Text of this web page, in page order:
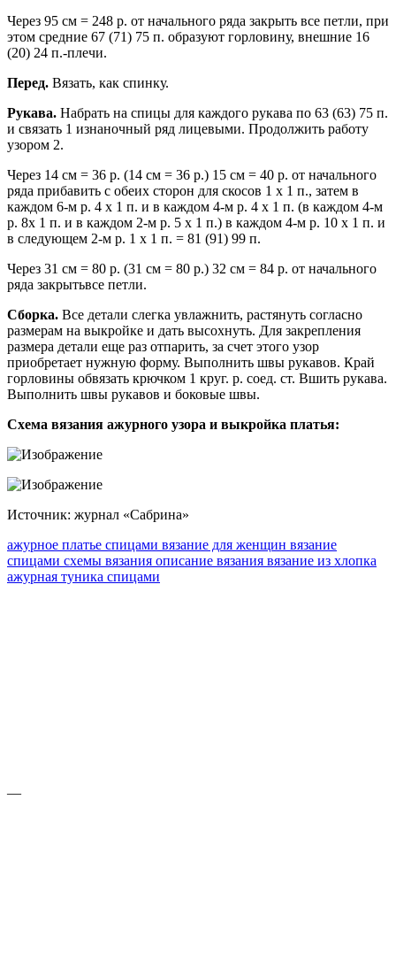
Через 95 см = 248 р. от начального ряда закрыть все петли, при
этом средние 67 (71) 75 п. образуют горловину, внешние 16
(20) 24 п.-плечи.
Перед. Вязать, как спинку.
Рукава. Набрать на спицы для каждого рукава по 63 (63) 75 п.
и связать 1 изнаночный ряд лицевыми. Продолжить работу
узором 2.
Через 14 см = 36 р. (14 см = 36 р.) 15 см = 40 р. от начального
ряда прибавить с обеих сторон для скосов 1 х 1 п., затем в
каждом 6-м р. 4 х 1 п. и в каждом 4-м р. 4 х 1 п. (в каждом 4-м
р. 8х 1 п. и в каждом 2-м р. 5 х 1 п.) в каждом 4-м р. 10 х 1 п. и
в следующем 2-м р. 1 х 1 п. = 81 (91) 99 п.
Через 31 см = 80 р. (31 см = 80 р.) 32 см = 84 р. от начального
ряда закрытьвсе петли.
Сборка. Все детали слегка увлажнить, растянуть согласно
размерам на выкройке и дать высохнуть. Для закрепления
размера детали еще раз отпарить, за счет этого узор
приобретает нужную форму. Выполнить швы рукавов. Край
горловины обвязать крючком 1 круг. р. соед. ст. Вшить рукава.
Выполнить швы рукавов и боковые швы.
Схема вязания ажурного узора и выкройка платья:
Источник: журнал «Сабрина»
ажурное платье спицами вязание для женщин вязание
спицами схемы вязания описание вязания вязание из хлопка
ажурная туника спицами
—